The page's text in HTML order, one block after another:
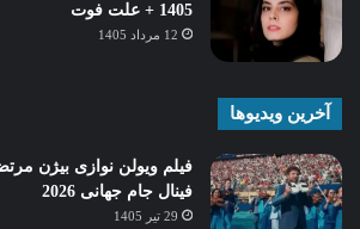
1405 + علت فوت
12 مرداد 1405
آخرین ویدیوها
فیلم ویولن نوازی بیژن
فینال جام جهانی 2026
29 تیر 1405